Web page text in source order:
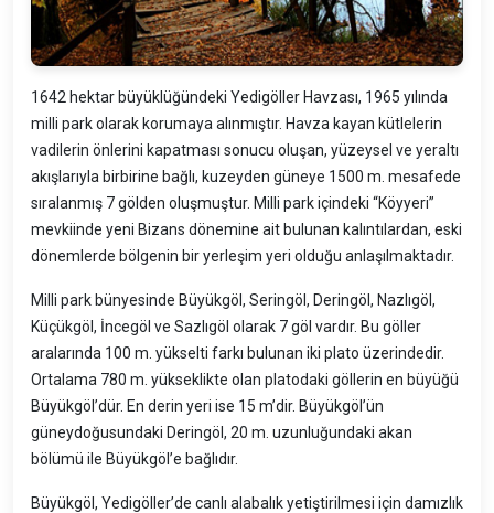
1642 hektar büyüklüğündeki Yedigöller Havzası, 1965 yılında
milli park olarak korumaya alınmıştır. Havza kayan kütlelerin
vadilerin önlerini kapatması sonucu oluşan, yüzeysel ve yeraltı
akışlarıyla birbirine bağlı, kuzeyden güneye 1500 m. mesafede
sıralanmış 7 gölden oluşmuştur. Milli park içindeki “Köyyeri”
mevkiinde yeni Bizans dönemine ait bulunan kalıntılardan, eski
dönemlerde bölgenin bir yerleşim yeri olduğu anlaşılmaktadır.
Milli park bünyesinde Büyükgöl, Seringöl, Deringöl, Nazlıgöl,
Küçükgöl, İncegöl ve Sazlıgöl olarak 7 göl vardır. Bu göller
aralarında 100 m. yükselti farkı bulunan iki plato üzerindedir.
Ortalama 780 m. yükseklikte olan platodaki göllerin en büyüğü
Büyükgöl’dür. En derin yeri ise 15 m’dir. Büyükgöl’ün
güneydoğusundaki Deringöl, 20 m. uzunluğundaki akan
bölümü ile Büyükgöl’e bağlıdır.
Büyükgöl, Yedigöller’de canlı alabalık yetiştirilmesi için damızlık